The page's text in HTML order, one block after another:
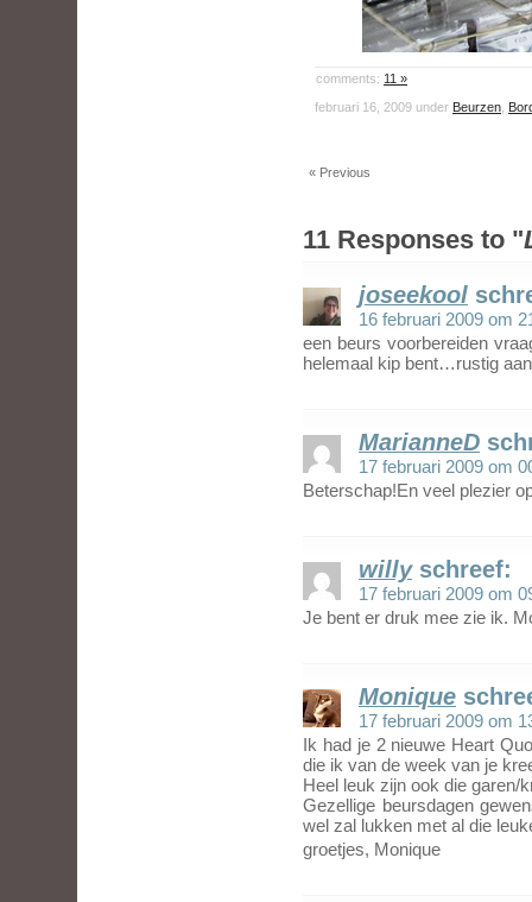
comments: 11 »
februari 16, 2009 under Beurzen
« Previous
11 Responses to "
joseekool
16 februari 2009 om
een beurs voorbereiden
helemaal kip bent…rustig
MarianneD
17 februari 2009 om
Beterschap!En veel plezier
willy schreef:
17 februari 2009 om
Je bent er druk mee zie ik.
Monique
17 februari 2009 om
Ik had je 2 nieuwe Heart
die ik van de week van je
Heel leuk zijn ook die garen/
Gezellige beursdagen
wel zal lukken met al die
groetjes, Monique